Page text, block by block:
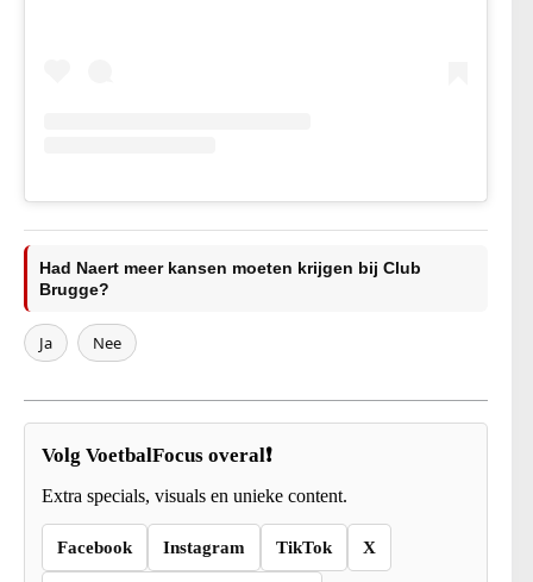
Had Naert meer kansen moeten krijgen bij Club
Brugge?
Ja Nee
Volg VoetbalFocus overal❗
Extra specials, visuals en unieke content.
Facebook Instagram TikTok X